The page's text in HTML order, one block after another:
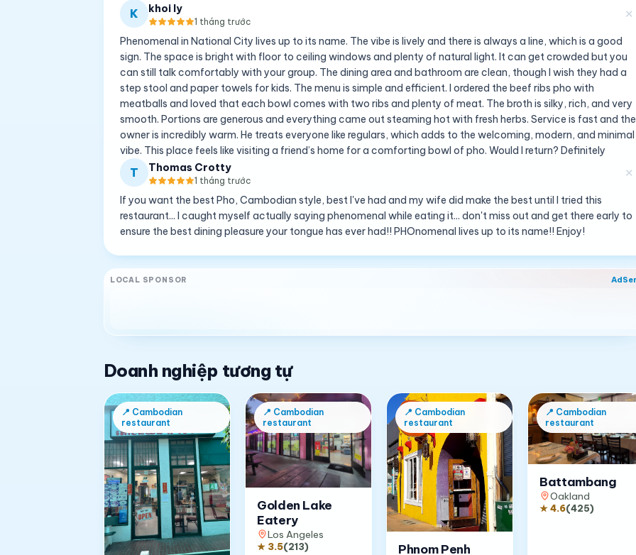
K khoi ly
1 tháng trước
✕
Phenomenal in National City lives up to its name. The vibe is lively and there is always a line, which is a good
sign. The space is bright with floor to ceiling windows and plenty of natural light. It can get crowded but you
can still talk comfortably with your group. The dining area and bathroom are clean, though I wish they had a
step stool and paper towels for kids. The menu is simple and efficient. I ordered the beef ribs pho with
meatballs and loved that each bowl comes with two ribs and plenty of meat. The broth is silky, rich, and very
smooth. Portions are generous and everything came out steaming hot with fresh herbs. Service is fast and the
owner is incredibly warm. He treats everyone like regulars, which adds to the welcoming, modern, and minimal
vibe. This place feels like visiting a friend’s home for a comforting bowl of pho. Would I return? Definitely
T Thomas Crotty
1 tháng trước
✕
If you want the best Pho, Cambodian style, best I've had and my wife did make the best until I tried this
restaurant... I caught myself actually saying phenomenal while eating it... don't miss out and get there early to
ensure the best dining pleasure your tongue has ever had!! PHOnomenal lives up to its name!! Enjoy!
LOCAL SPONSOR
Doanh nghiệp tương tự
📍 Cambodian
restaurant
📍 Cambodian
restaurant
Golden Lake
Eatery
Los Angeles
★ 3.5(213)
📍 Cambodian
restaurant
Phnom Penh
📍 Cambodian
restaurant
Battambang
Oakland
★4.6(425)